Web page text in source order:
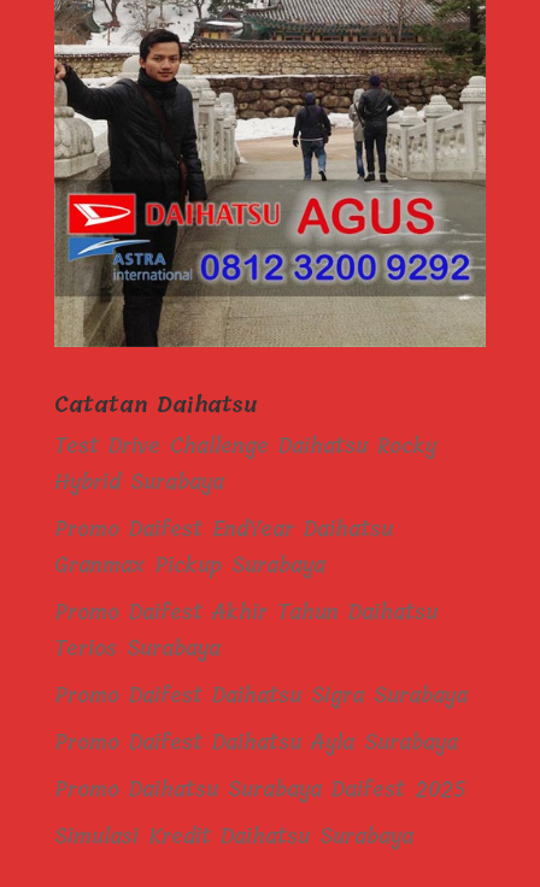
Catatan Daihatsu
Test Drive Challenge Daihatsu Rocky
Hybrid Surabaya
Promo Daifest EndYear Daihatsu
Granmax Pickup Surabaya
Promo Daifest Akhir Tahun Daihatsu
Terios Surabaya
Promo Daifest Daihatsu Sigra Surabaya
Promo Daifest Daihatsu Ayla Surabaya
Promo Daihatsu Surabaya Daifest 2025
Simulasi Kredit Daihatsu Surabaya